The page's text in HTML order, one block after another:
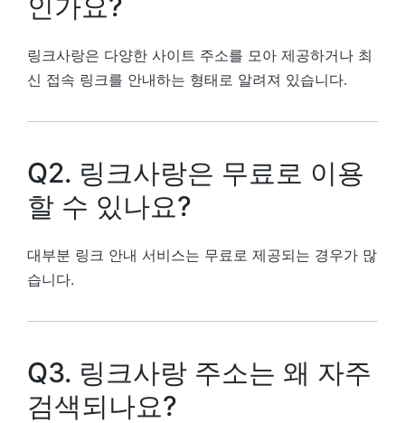
링크사랑은 다양한 사이트 주소를 모아 제공하거나 최
신 접속 링크를 안내하는 형태로 알려져 있습니다.
Q2. 링크사랑은 무료로 이용
할 수 있나요?
대부분 링크 안내 서비스는 무료로 제공되는 경우가 많
습니다.
Q3. 링크사랑 주소는 왜 자주
검색되나요?